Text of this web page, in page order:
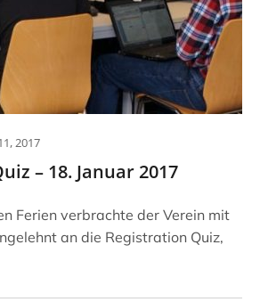
2017
– 18. Januar 2017
Ferien verbrachte der Verein mit
an die Registration Quiz,